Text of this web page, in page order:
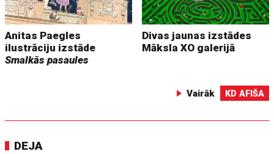
Anitas Paegles
ilustrāciju izstāde
Smalkās pasaules
Divas jaunas izstādes
Māksla XO galerijā
Vairāk KD AFIŠA
DEJA